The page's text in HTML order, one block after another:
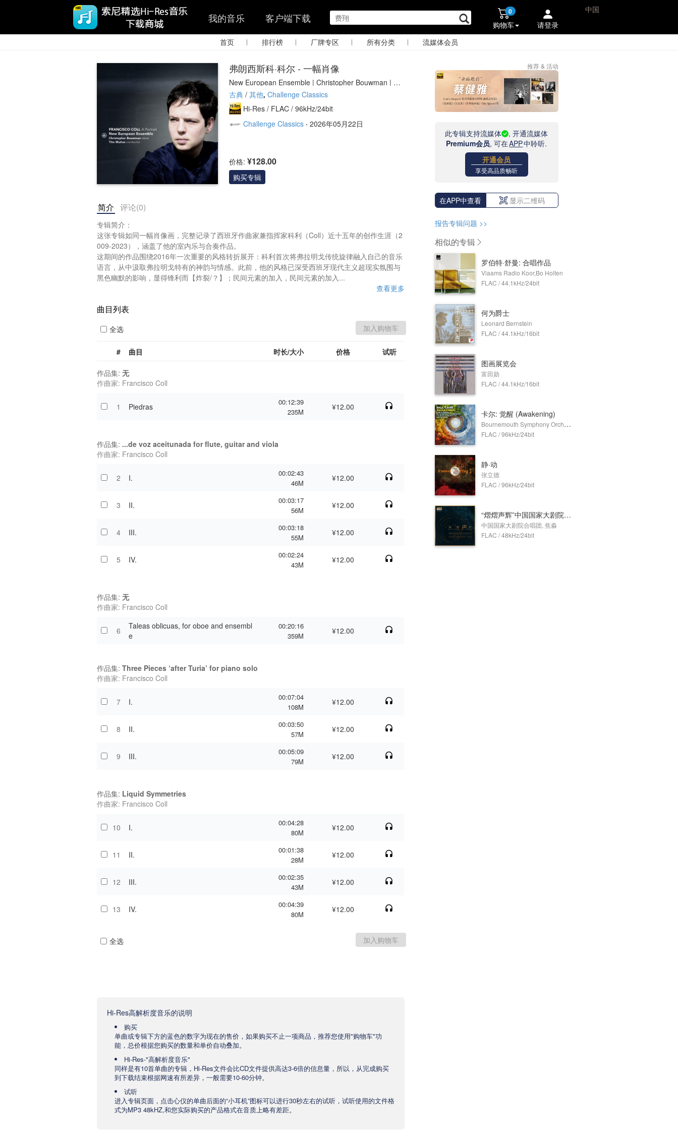
我的音乐 客户端下载 0
购物车 请登录
中国
首页 | 排行榜 | 厂牌专区 | 所有分类 | 流媒体会员
弗朗西斯科·科尔 - 一幅肖像
New European Ensemble | Christopher Bouwman | Tit
o Muñoz
古典 / 其他, Challenge Classics
Hi-Res / FLAC / 96kHz/24bit
Challenge Classics · 2026年05月22日
价格: ¥128.00
购买专辑
简介 评论(0)
专辑简介：
这张专辑如同一幅肖像画，完整记录了西班牙作曲家兼指挥家科利（Coll）近十五年的创作生涯（2
009-2023），涵盖了他的室内乐与合奏作品。
这期间的作品围绕2016年一次重要的风格转折展开：科利首次将弗拉明戈传统旋律融入自己的音乐
语言，从中汲取弗拉明戈特有的神韵与情感。此前，他的风格已深受西班牙现代主义超现实氛围与
黑色幽默的影响，显得锋利而【炸裂/？】；民间元素的加入，民间元素的加入...
查看更多
曲目列表
全选
# 曲目 时长/大小 价格 试听
作品集: 无
作曲家: Francisco Coll
1 Piedras
00:12:39
235M
¥12.00
作品集: ...de voz aceitunada for flute, guitar and viola
作曲家: Francisco Coll
2 I.
00:02:43
46M
¥12.00
3 II.
00:03:17
56M
¥12.00
4 III.
00:03:18
55M
¥12.00
5 IV.
00:02:24
43M
¥12.00
作品集: 无
作曲家: Francisco Coll
6
Taleas oblicuas, for oboe and ensembl
e
00:20:16
359M
¥12.00
作品集: Three Pieces ‘after Turia’ for piano solo
作曲家: Francisco Coll
7 I.
00:07:04
108M
¥12.00
8 II.
00:03:50
57M
¥12.00
9 III.
00:05:09
79M
¥12.00
作品集: Liquid Symmetries
作曲家: Francisco Coll
10 I.
00:04:28
80M
¥12.00
11 II.
00:01:38
28M
¥12.00
12 III.
00:02:35
43M
¥12.00
13 IV.
00:04:39
80M
¥12.00
全选
Hi-Res高解析度音乐的说明
购买
单曲或专辑下方的蓝色的数字为现在的售价，如果购买不止一项商品，推荐您使用"购物车"功
能，总价根据您购买的数量和单价自动叠加。
Hi-Res-"高解析度音乐"
同样是有10首单曲的专辑，Hi-Res文件会比CD文件提供高达3-6倍的信息量，所以，从完成购买
到下载结束根据网速有所差异，一般需要10-60分钟。
试听
进入专辑页面，点击心仪的单曲后面的“小耳机”图标可以进行30秒左右的试听，试听使用的文件格
式为MP3 48kHZ,和您实际购买的产品格式在音质上略有差距。
推荐 & 活动
此专辑支持流媒体
, 开通流媒体
Premium会员, 可在APP中聆听.
开通会员
享受高品质畅听
在APP中查看 显示二维码
报告专辑问题 >>
相似的专辑
罗伯特·舒曼: 合唱作品
Vlaams Radio Koor,Bo Holten
FLAC / 44.1kHz/24bit
何为爵士
Leonard Bernstein
FLAC / 44.1kHz/16bit
图画展览会
富田勋
FLAC / 44.1kHz/16bit
卡尔: 觉醒 (Awakening)
Bournemouth Symphony Orchestra,Bournemouth Symphony Chorus,Bournemouth Symphony Youth Chorus,Sam Furness,Gavin Carr
FLAC / 96kHz/24bit
静·动
张立德
FLAC / 96kHz/24bit
“熠熠声辉”中国国家大剧院合唱团男声合唱音乐会
中国国家大剧院合唱团, 焦淼
FLAC / 48kHz/24bit